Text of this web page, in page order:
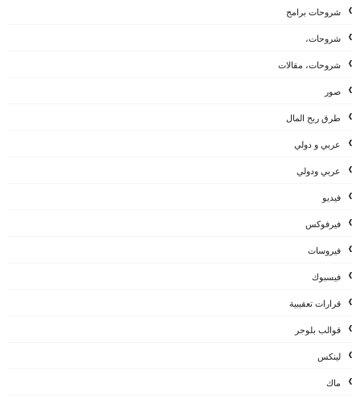
شروحات برامج
شروحات،
شروحات، مقالات
صور
طرق ربح المال
عربي و دولي
عربي ودولي
فيديو
فيرفوكس
فيروسات
فيسبوك
قرارات تعقيبية
قوالب بلوجر
لينكس
ماك